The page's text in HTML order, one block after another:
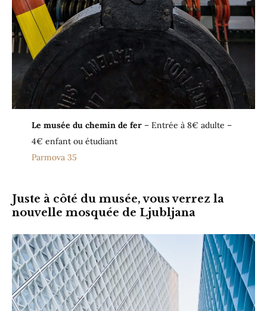
Le musée du chemin de fer– Entrée à 8€ adulte –
4€ enfant ou étudiant
Parmova 35
Juste à côté du musée, vous verrez la
nouvelle mosquée de Ljubljana